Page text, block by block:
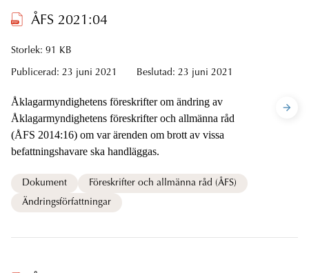
ÅFS 2021:04
Storlek: 91 KB
Publicerad: 23 juni 2021 Beslutad: 23 juni 2021
Åklagarmyndighetens föreskrifter om ändring av
Åklagarmyndighetens föreskrifter och allmänna råd
(ÅFS 2014:16) om var ärenden om brott av vissa
befattningshavare ska handläggas.
Dokument
Föreskrifter och allmänna råd (ÅFS)
Ändringsförfattningar